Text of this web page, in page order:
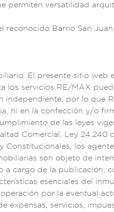
permiten versatilidad
reconocido Barrio San
liario. El presente sitio web
los servicios RE/MAX
independiente, por lo que
ni en la confección y/o
de las leyes
tad Comercial, Ley 24.240
Constitucionales, los
biliarias son objeto de
a cargo de la publicación ,
terísticas esenciales del i
ión por la eventual
expensas, servicios,